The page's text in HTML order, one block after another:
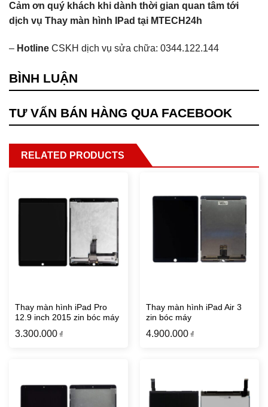
Cảm ơn quý khách khi dành thời gian quan tâm tới
dịch vụ Thay màn hình IPad tại MTECH24h
– Hotline CSKH dịch vụ sửa chữa: 0344.122.144
BÌNH LUẬN
TƯ VẤN BÁN HÀNG QUA FACEBOOK
RELATED PRODUCTS
Thay màn hình iPad Pro
12.9 inch 2015 zin bóc máy
3.300.000 ₫
Thay màn hình iPad Air 3
zin bóc máy
4.900.000 ₫